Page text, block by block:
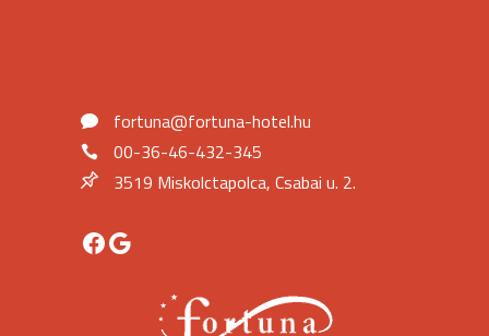
fortuna@fortuna-hotel.hu
00-36-46-432-345
3519 Miskolctapolca, Csabai u. 2.
Facebook
Google